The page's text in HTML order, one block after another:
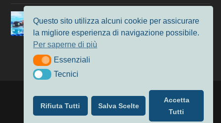
Europei di Nuoto Parigi 2026: fra veterani e giovani, chi
manca?
7 Lug 2026
Nuoto
| Alimentato da
Nuoto
MasterS Podcast Il Nuoto in Cifre
Privacy & Cookie Policy
Questo sito utilizza alcuni cookie per assicurare
la migliore esperienza di navigazione possibile.
Per saperne di più
EssenzialiEssenziali
TecniciTecnici
Rifiuta Tutti Salva Scelte
Accetta
Tutti